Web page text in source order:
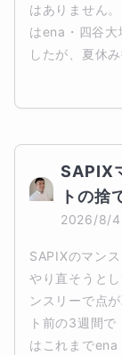
はありません
はena・四谷大
したが、夏休
SAPIX
トの捨
2026/8/4
SAPIXのマン
やり直そうと
ンスリーで点
ト前の3週間
はこれまでena